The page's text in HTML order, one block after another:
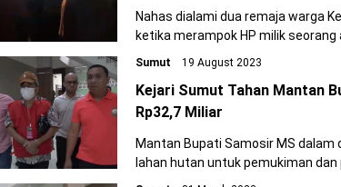
Nahas dialami dua remaja warga
ketika merampok HP milik seorang
Sumut 19 August 2023
Kejari Sumut Tahan Mantan
Rp32,7 Miliar
Mantan Bupati Samosir MS
lahan hutan untuk pemukiman